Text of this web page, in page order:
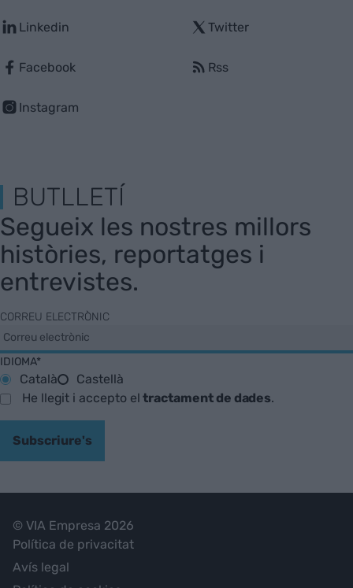
Linkedin
Facebook
Instagram
Twitter
Rss
BUTLLETÍ
Segueix les nostres millors
històries, reportatges i
entrevistes.
CORREU ELECTRÒNIC
IDIOMA*
Català
Castellà
He llegit i accepto eltractament de dades.
Subscriure's
© VIA Empresa 2026
Política de privacitat
Avís legal